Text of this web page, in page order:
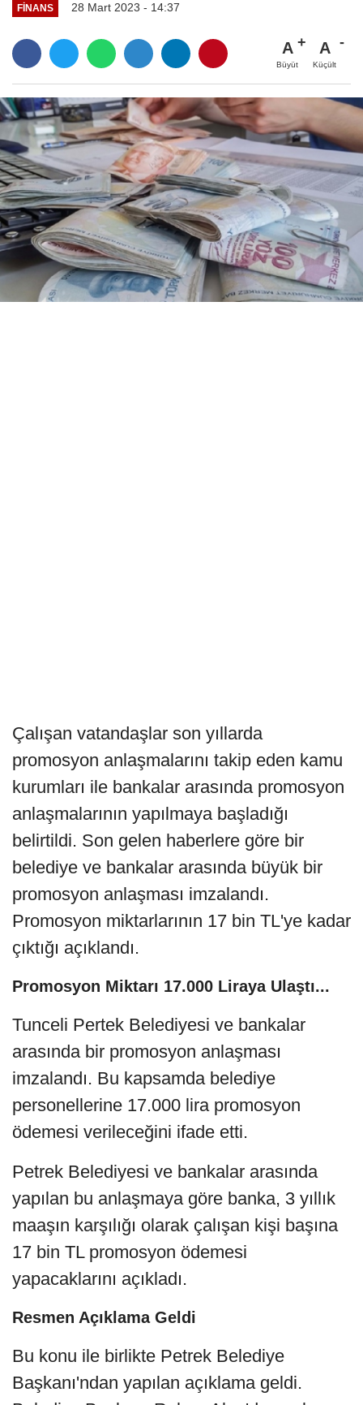
FINANS 28 Mart 2023 - 14:37
A
Büyüt
A
Küçült
Çalışan vatandaşlar son yıllarda
promosyon anlaşmalarını takip eden kamu
kurumları ile bankalar arasında promosyon
anlaşmalarının yapılmaya başladığı
belirtildi. Son gelen haberlere göre bir
belediye ve bankalar arasında büyük bir
promosyon anlaşması imzalandı.
Promosyon miktarlarının 17 bin TL'ye kadar
çıktığı açıklandı.
Promosyon Miktarı 17.000 Liraya Ulaştı...
Tunceli Pertek Belediyesi ve bankalar
arasında bir promosyon anlaşması
imzalandı. Bu kapsamda belediye
personellerine 17.000 lira promosyon
ödemesi verileceğini ifade etti.
Petrek Belediyesi ve bankalar arasında
yapılan bu anlaşmaya göre banka, 3 yıllık
maaşın karşılığı olarak çalışan kişi başına
17 bin TL promosyon ödemesi
yapacaklarını açıkladı.
Resmen Açıklama Geldi
Bu konu ile birlikte Petrek Belediye
Başkanı'ndan yapılan açıklama geldi.